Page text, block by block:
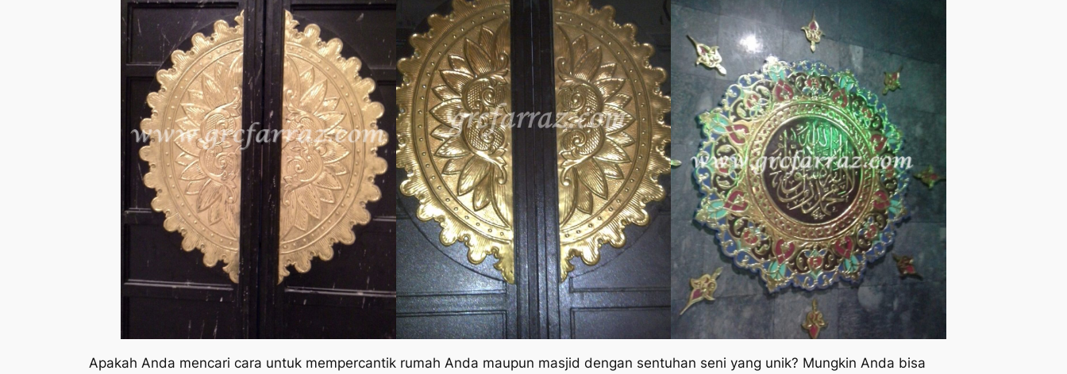
Apakah Anda mencari cara untuk mempercantik rumah Anda maupun masjid dengan sentuhan seni yang unik? Mungkin Anda bisa